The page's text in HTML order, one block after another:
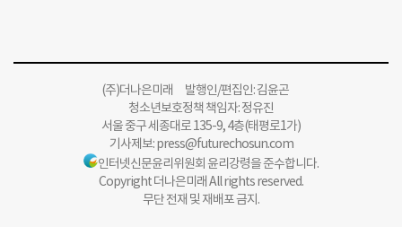
(주)더나은미래 발행인/편집인: 김윤곤
청소년보호정책 책임자: 정유진
서울 중구 세종대로 135-9, 4층(태평로1가)
기사제보:press@futurechosun.com
인터넷신문윤리위원회 윤리강령을 준수합니다.
Copyright 더나은미래 All rights reserved.
무단 전재 및 재배포 금지.